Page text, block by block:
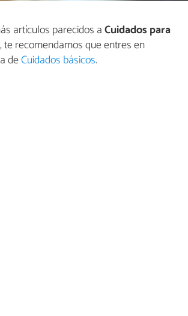
artículos parecidos aCuidados para
, te recomendamos que entres en
deCuidados básicos.